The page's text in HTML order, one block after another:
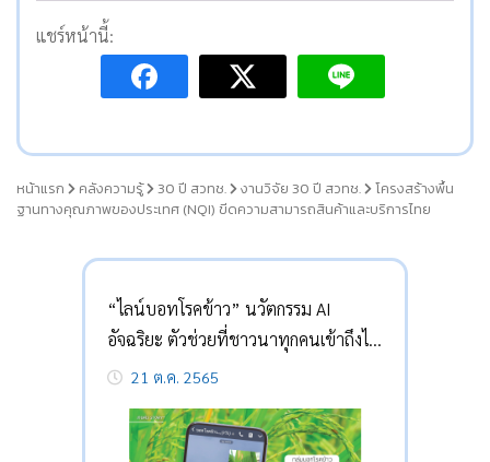
แชร์หน้านี้:
หน้าแรก คลังความรู้ 30 ปี สวทช. งานวิจัย 30 ปี สวทช.
โครงสร้างพื้น
ฐานทางคุณภาพของประเทศ (NQI) ขีดความสามารถสินค้าและบริการไทย
“ไลน์บอทโรคข้าว” นวัตกรรม AI
อัจฉริยะ ตัวช่วยที่ชาวนาทุกคนเข้าถึงได้
21 ต.ค. 2565